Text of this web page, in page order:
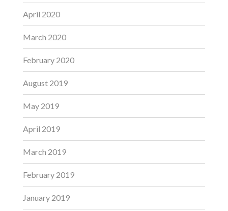
April 2020
March 2020
February 2020
August 2019
May 2019
April 2019
March 2019
February 2019
January 2019